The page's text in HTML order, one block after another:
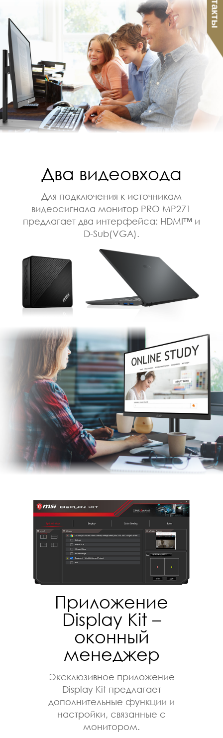
Два видеовхода
Для подключения к источникам
видеосигнала монитор PRO MP271
предлагает два интерфейса: HDMI™ и
D-Sub(VGA).